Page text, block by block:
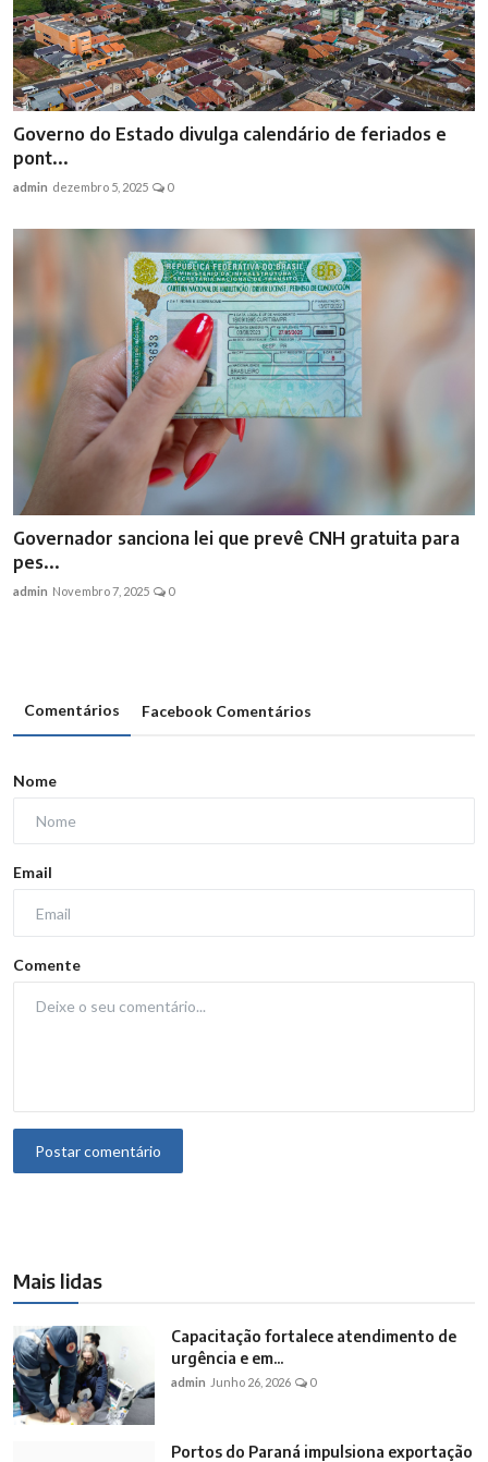
Governo do Estado divulga calendário de feriados e
pont...
admin dezembro 5, 2025 0
Governador sanciona lei que prevê CNH gratuita para
pes...
admin Novembro 7, 2025 0
Comentários Facebook Comentários
Nome
Email
Comente
Postar comentário
Mais lidas
Capacitação fortalece atendimento de
urgência e em...
admin Junho 26, 2026 0
Portos do Paraná impulsiona exportação